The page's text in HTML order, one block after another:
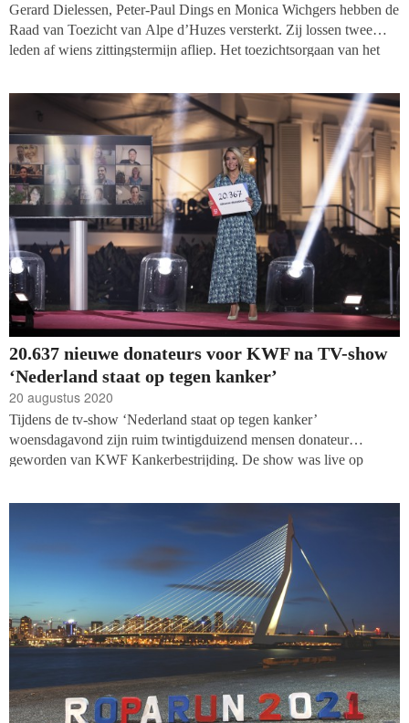
Gerard Dielessen, Peter-Paul Dings en Monica Wichgers hebben de
Raad van Toezicht van Alpe d’Huzes versterkt. Zij lossen twee
leden af wiens zittingstermijn afliep. Het toezichtsorgaan van het
20.637 nieuwe donateurs voor KWF na TV-show
‘Nederland staat op tegen kanker’
20 augustus 2020
Tijdens de tv-show ‘Nederland staat op tegen kanker’
woensdagavond zijn ruim twintigduizend mensen donateur
geworden van KWF Kankerbestrijding. De show was live op
ervoor zorgen dat onderzoek doorgaat. En dat is in deze tijd harder
nodig dan ooit; iedereen die met kanker te maken heeft verdient
onze onvoorwaardelijke steun,’ reageerde directeur Johan van de